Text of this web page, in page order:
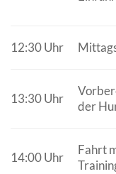
12:30 Uhr
13:30 Uhr
der
14:00 Uhr
Fahrt